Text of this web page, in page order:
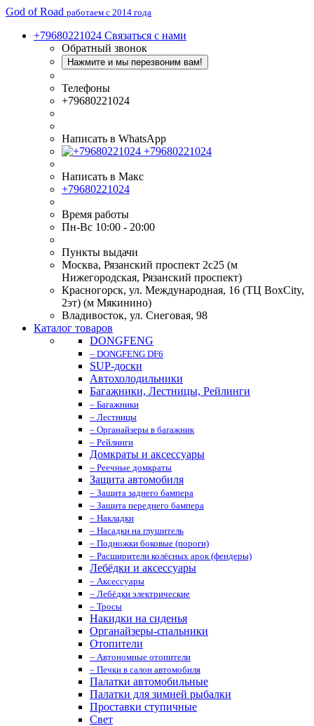
God of Road работаем с 2014 года
+79680221024 Связаться с нами
Обратный звонок
Нажмите и мы перезвоним вам!
Телефоны
+79680221024
Написать в WhatsApp
+79680221024
Написать в Макс
+79680221024
Время работы
Пн-Вс 10:00 - 20:00
Пункты выдачи
Москва, Рязанский проспект 2с25 (м
Нижегородская, Рязанский проспект)
Красногорск, ул. Международная, 16 (ТЦ BoxСity,
2эт) (м Мякинино)
Владивосток, ул. Снеговая, 98
Каталог товаров
DONGFENG
– DONGFENG DF6
SUP-доски
Автохолодильники
Багажники, Лестницы, Рейлинги
– Багажники
– Лестницы
– Органайзеры в багажник
– Рейлинги
Домкраты и аксессуары
– Реечные домкраты
Защита автомобиля
– Защита заднего бампера
– Защита переднего бампера
– Накладки
– Насадки на глушитель
– Подножки боковые (пороги)
– Расширители колёсных арок (фендеры)
Лебёдки и аксессуары
– Аксессуары
– Лебёдки электрические
– Тросы
Накидки на сиденья
Органайзеры-спальники
Отопители
– Автономные отопители
– Печки в салон автомобиля
Палатки автомобильные
Палатки для зимней рыбалки
Проставки ступичные
Свет